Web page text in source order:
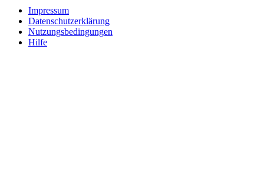
Impressum
Datenschutzerklärung
Nutzungsbedingungen
Hilfe